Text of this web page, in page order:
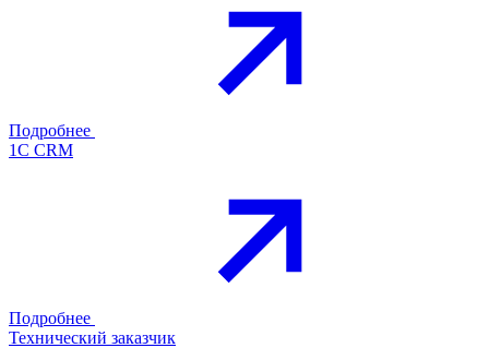
Подробнее
1С CRM
Подробнее
Технический заказчик